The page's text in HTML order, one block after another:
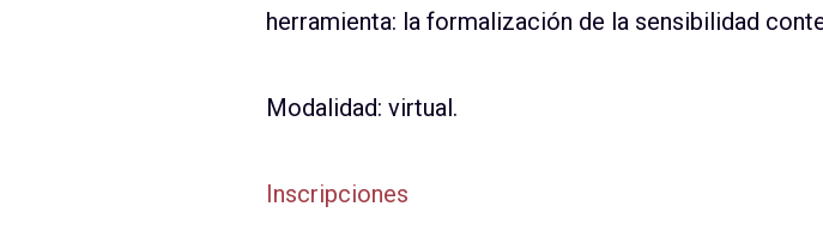
herramienta: la formalización de la sensibilidad
Modalidad: virtual.
Inscripciones